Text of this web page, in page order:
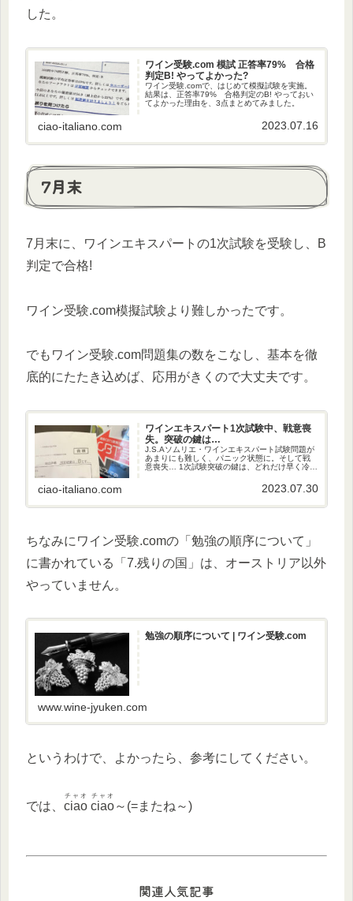
した。
ワイン受験.com 模試 正答率79% 合格
判定B! やってよかった?
ワイン受験.comで、はじめて模擬試験を実施。
結果は、正答率79% 合格判定のB! やっておい
てよかった理由を、3点まとめてみました。
ciao-italiano.com 2023.07.16
7月末
7月末に、ワインエキスパートの1次試験を受験し、B
判定で合格!
ワイン受験.com模擬試験より難しかったです。
でもワイン受験.com問題集の数をこなし、基本を徹
底的にたたき込めば、応用がきくので大丈夫です。
ワインエキスパート1次試験中、戦意喪
失。突破の鍵は…
J.S.Aソムリエ・ワインエキスパート試験問題が
あまりにも難しく、パニック状態に。そして戦
意喪失… 1次試験突破の鍵は、どれだけ早く冷静
ciao-italiano.com 2023.07.30
ちなみにワイン受験.comの「勉強の順序について」
に書かれている「7.残りの国」は、オーストリア以外
やっていません。
勉強の順序について | ワイン受験.com
www.wine-jyuken.com
というわけで、よかったら、参考にしてください。
では、 ciao ciao
チャオ チャオ
～(=またね～)
関連人気記事